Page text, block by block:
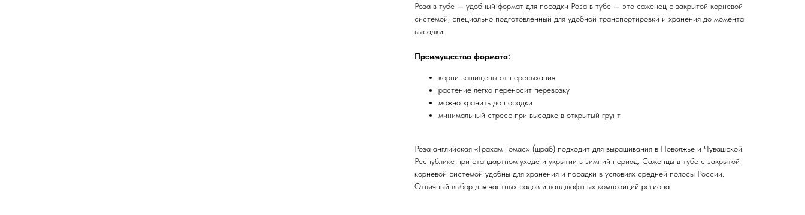
Роза в тубе — удобный формат для посадки Роза в тубе — это саженец с закрытой корневой
системой, специально подготовленный для удобной транспортировки и хранения до момента
высадки.
Преимущества формата:
корни защищены от пересыхания
растение легко переносит перевозку
можно хранить до посадки
минимальный стресс при высадке в открытый грунт
Роза английская «Грахам Томас» (шраб) подходит для выращивания в Поволжье и Чувашской
Республике при стандартном уходе и укрытии в зимний период. Саженцы в тубе с закрытой
корневой системой удобны для хранения и посадки в условиях средней полосы России.
Отличный выбор для частных садов и ландшафтных композиций региона.